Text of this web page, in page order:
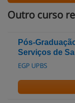
Outro curso
Pós-
Serviços de
EGP UPBS